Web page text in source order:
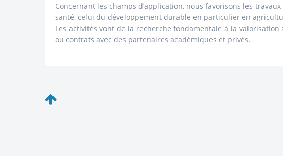
Concernant les champs d’application, nous favorisons les
santé, celui du développement durable en particulier en
Les activités vont de la recherche fondamentale à la
ou contrats avec des partenaires académiques et privés.